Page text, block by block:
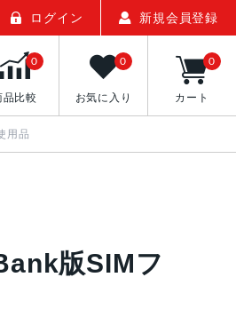
ログイン 新規会員登録
品比較
0
お気に入り
0
カート
0
用品
版SIMフ